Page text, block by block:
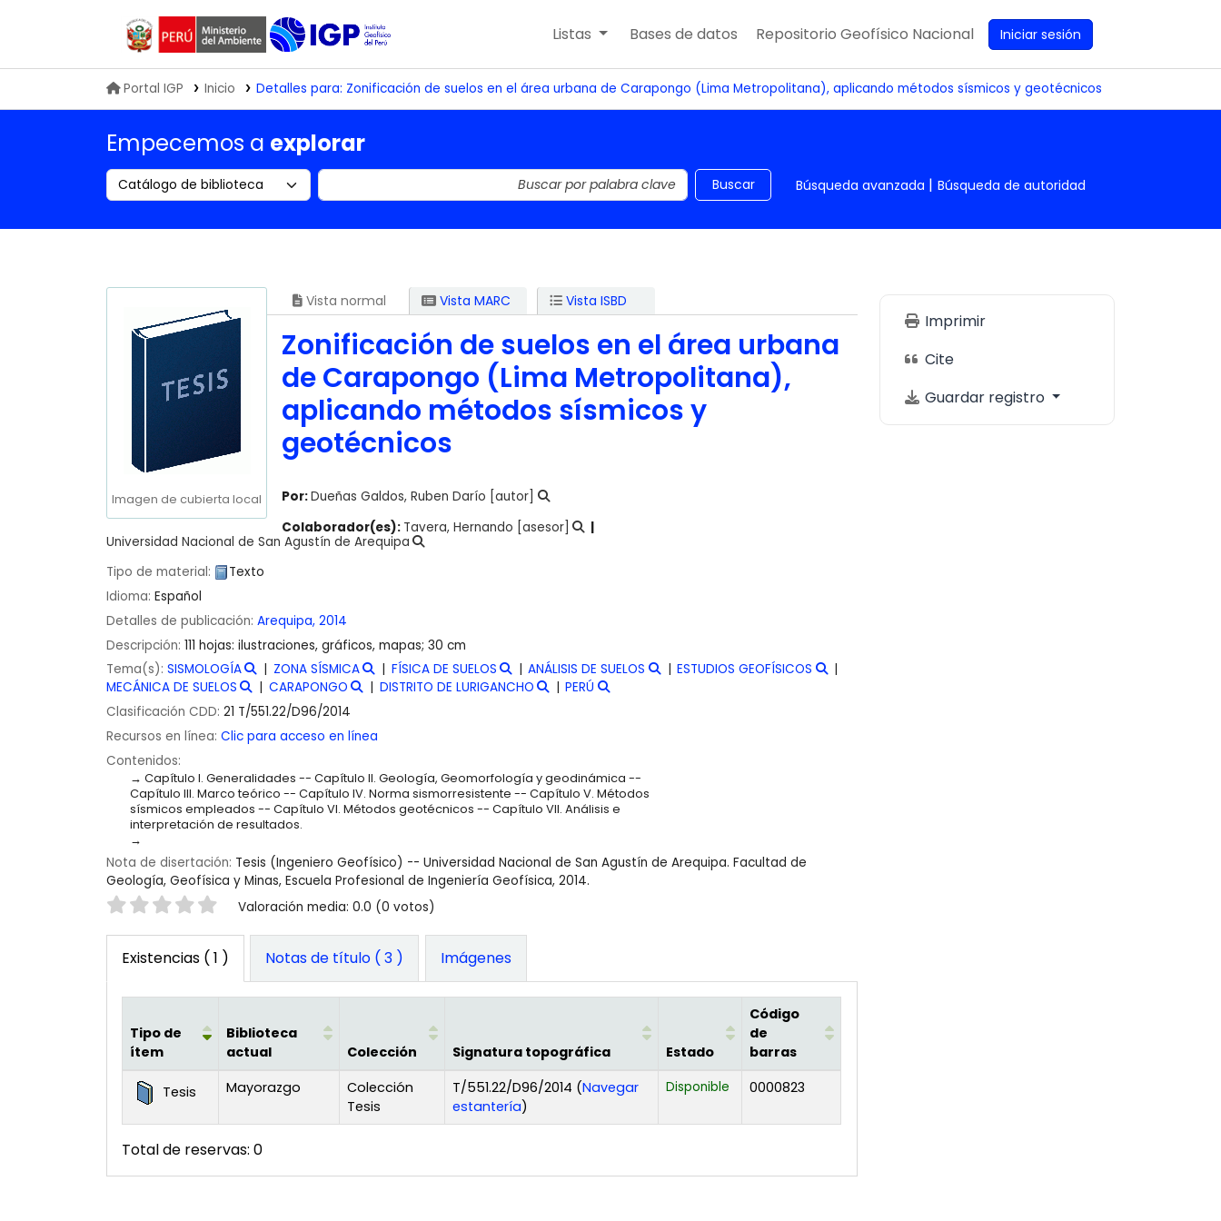
Biblioteca IGP
Listas Bases de datos Repositorio Geofísico Nacional Iniciar sesión
Portal IGP Inicio Detalles para: Zonificación de suelos en el área urbana de Carapongo (Lima Metropolitana), aplicando métodos sísmicos y geotécnicos
Empecemos a explorar
Search the catalog by: Buscar en el catálogo por palabra clave Buscar Búsqueda avanzada Búsqueda de autoridad
Imagen de cubierta local
Vista normal Vista MARC Vista ISBD
Zonificación de suelos en el área urbana
de Carapongo (Lima Metropolitana),
aplicando métodos sísmicos y
geotécnicos
Por:Dueñas Galdos, Ruben Darío [autor]
Colaborador(es): Tavera, Hernando [asesor]
Universidad Nacional de San Agustín de Arequipa
Tipo de material:
Texto
Idioma: Español
Detalles de publicación: Arequipa, 2014
Descripción: 111 hojas: ilustraciones, gráficos, mapas; 30 cm
Tema(s): SISMOLOGÍA ZONA SÍSMICA FÍSICA DE SUELOS ANÁLISIS DE SUELOS
ESTUDIOS GEOFÍSICOS
MECÁNICA DE SUELOS
CARAPONGO DISTRITO DE LURIGANCHO
PERÚ
Clasificación CDD: 21 T/551.22/D96/2014
Recursos en línea: Clic para acceso en línea
Contenidos:
Capítulo I. Generalidades -- Capítulo II. Geología, Geomorfología y geodinámica --
Capítulo III. Marco teórico -- Capítulo IV. Norma sismorresistente -- Capítulo V. Métodos
sísmicos empleados -- Capítulo VI. Métodos geotécnicos -- Capítulo VII. Análisis e
interpretación de resultados.
Nota de disertación: Tesis (Ingeniero Geofísico) -- Universidad Nacional de San Agustín de Arequipa. Facultad de
Geología, Geofísica y Minas, Escuela Profesional de Ingeniería Geofísica, 2014.
Valoración Valoración media: 0.0 (0 votos)
Existencias ( 1 ) Notas de título ( 3 ) Imágenes
Existencias
Tipo de
ítem
Biblioteca
actual
Colección Signatura topográfica Estado
Código
de
barras
Tesis Mayorazgo
Colección
Tesis
T/551.22/D96/2014 (Navegar
estantería(Abre debajo)
)
Disponible 0000823
Total de reservas: 0
Imprimir
Cite
Guardar registro